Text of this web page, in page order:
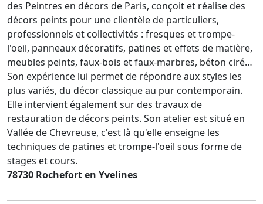
des Peintres en décors de Paris, conçoit et réalise des
décors peints pour une clientèle de particuliers,
professionnels et collectivités : fresques et trompe-
l'oeil, panneaux décoratifs, patines et effets de matière,
meubles peints, faux-bois et faux-marbres, béton ciré…
Son expérience lui permet de répondre aux styles les
plus variés, du décor classique au pur contemporain.
Elle intervient également sur des travaux de
restauration de décors peints. Son atelier est situé en
Vallée de Chevreuse, c'est là qu'elle enseigne les
techniques de patines et trompe-l'oeil sous forme de
stages et cours.
78730 Rochefort en Yvelines